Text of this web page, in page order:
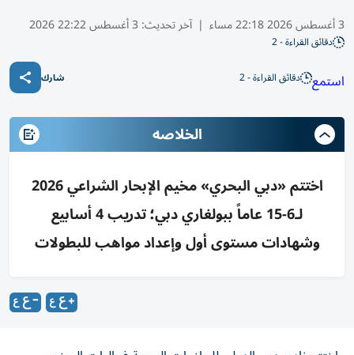
3 أغسطس 2026 22:18 مساء | آخر تحديث: 3 أغسطس 22:22 2026
دقائق القراءة - 2
استمع دقائق القراءة - 2 شارك
الخلاصه
اختتم «دبي البحري» مخيم الإبحار الشراعي 2026
لـ6-15 عاماً ببولغاري دبي؛ تدريب 4 أسابيع
وشهادات مستوى أول وإعداد مواهب للبطولات